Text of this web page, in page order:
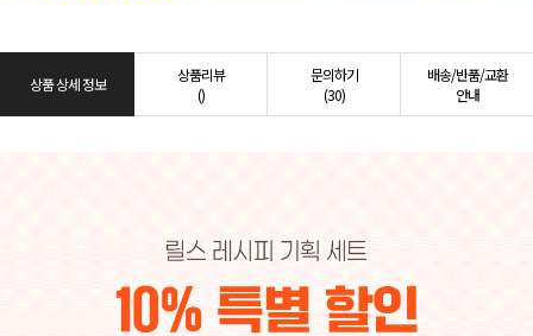
상품 상세 정보
상품리뷰
()
문의하기
(30)
배송/반품/교환
안내